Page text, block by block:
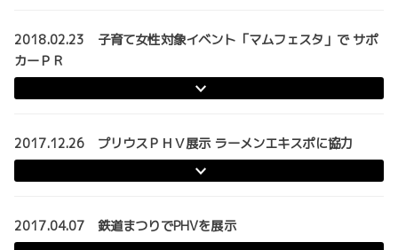
2018.02.23 子育て女性対象イベント「マムフェスタ」で サポ
カーＰＲ
2017.12.26 プリウスＰＨＶ展示 ラーメンエキスポに協力
2017.04.07 鉄道まつりでPHVを展示